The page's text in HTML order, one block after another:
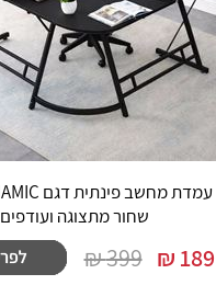
שחור מתצוגה ועודפים
189
₪
399 ₪